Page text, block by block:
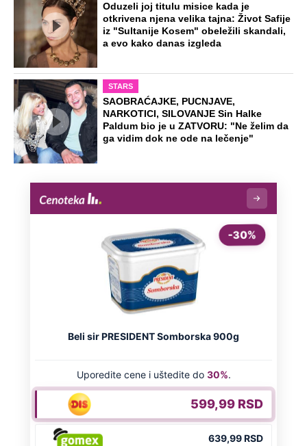
Oduzeli joj titulu misice kada je
otkrivena njena velika tajna: Život Safije
iz "Sultanije Kosem" obeležili skandali,
a evo kako danas izgleda
STARS
SAOBRAĆAJKE, PUCNJAVE,
NARKOTICI, SILOVANJE Sin Halke
Paldum bio je u ZATVORU: "Ne želim da
ga vidim dok ne ode na lečenje"